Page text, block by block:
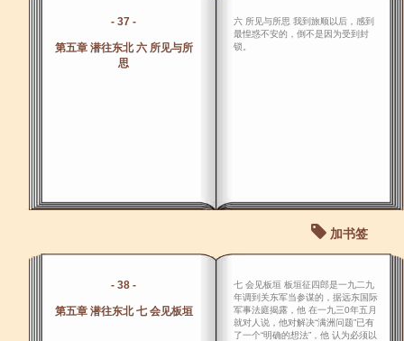
- 37 -
第五章 潜往东北 六 所见与所
思
六 所见与所思 我到旅顺以后，感到
最惶惑不安的，倒不是因为受到封
锁。
加书签
- 38 -
第五章 潜往东北 七 会见板垣
七 会见板垣 板垣征四郎是一九二九
年调到关东军当参谋的，据远东国际
军事法庭揭露，他 在一九三0年五月
就对人说，他对解决“满洲问题”已有
了一个“明确的想法”，他 认为必须以